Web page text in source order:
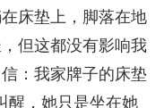
床垫上，脚落在地
但这都没有影响我
：我家牌子的床垫
醒，她只是坐在她